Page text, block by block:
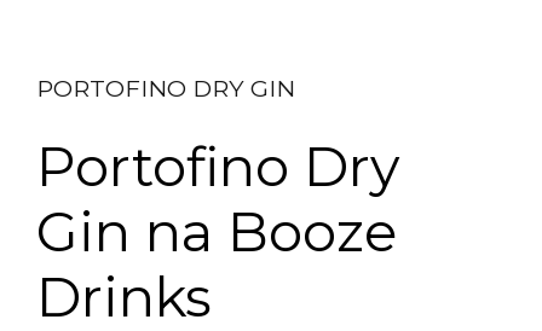
PORTOFINO DRY GIN
Portofino Dry
Gin na Booze
Drinks